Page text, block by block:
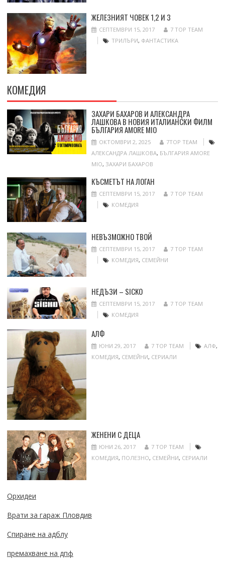
ЖЕЛЕЗНИЯТ ЧОВЕК 1,2 И 3
СЕПТЕМВРИ 15, 2017
7 TOP TEAM
ТРИЛЪРИ, ФАНТАСТИКА
КОМЕДИЯ
ЗАХАРИ БАХАРОВ И АЛЕКСАНДРА
ЛАШКОВА В НОВИЯ ИТАЛИАНСКИ ФИЛМ
БЪЛГАРИЯ AMORE MIO
ОКТОМВРИ 2, 2025
7TOP TEAM
АЛЕКСАНДРА ЛАШКОВА, БЪЛГАРИЯ AMORE
MIO, ЗАХАРИ БАХАРОВ
КЪСМЕТЪТ НА ЛОГАН
СЕПТЕМВРИ 15, 2017
7 TOP TEAM
КОМЕДИЯ
НЕВЪЗМОЖНО ТВОЙ
СЕПТЕМВРИ 15, 2017
7 TOP TEAM
КОМЕДИЯ, СЕМЕЙНИ
НЕДЪЗИ – SICKO
СЕПТЕМВРИ 15, 2017
7 TOP TEAM
КОМЕДИЯ
АЛФ
ЮНИ 29, 2017 7 TOP TEAM АЛФ,
КОМЕДИЯ, СЕМЕЙНИ, СЕРИАЛИ
ЖЕНЕНИ С ДЕЦА
ЮНИ 26, 2017
7 TOP TEAM
КОМЕДИЯ, ПОЛЕЗНО, СЕМЕЙНИ, СЕРИАЛИ
Орхидеи
Врати за гараж Пловдив
Спиране на адблу
премахване на дпф